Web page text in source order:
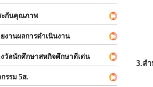
กันคุณภาพ
านผลการดำเนินงาน
ลนักศึกษาสหกิจศึกษาดีเด่น
รม 5ส.
3.ส